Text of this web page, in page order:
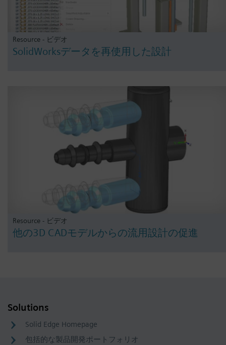
Resource - ビデオ
SolidWorksデータを再使用した設計
Resource - ビデオ
他の3D CADモデルからの流用設計の促進
Solutions
Solid Edge Homepage
包括的な製品開発ポートフォリオ